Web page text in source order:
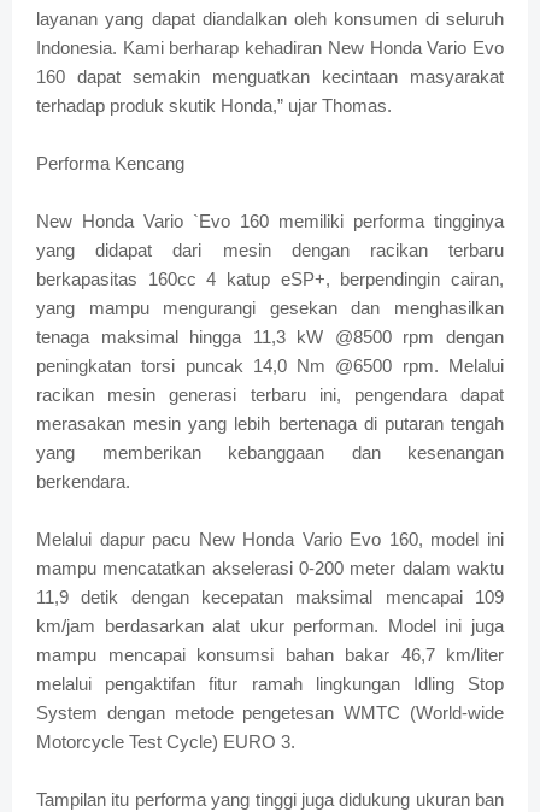
layanan yang dapat diandalkan oleh konsumen di seluruh
Indonesia. Kami berharap kehadiran New Honda Vario Evo
160 dapat semakin menguatkan kecintaan masyarakat
terhadap produk skutik Honda,” ujar Thomas.
Performa Kencang
New Honda Vario `Evo 160 memiliki performa tingginya
yang didapat dari mesin dengan racikan terbaru
berkapasitas 160cc 4 katup eSP+, berpendingin cairan,
yang mampu mengurangi gesekan dan menghasilkan
tenaga maksimal hingga 11,3 kW @8500 rpm dengan
peningkatan torsi puncak 14,0 Nm @6500 rpm. Melalui
racikan mesin generasi terbaru ini, pengendara dapat
merasakan mesin yang lebih bertenaga di putaran tengah
yang memberikan kebanggaan dan kesenangan
berkendara.
Melalui dapur pacu New Honda Vario Evo 160, model ini
mampu mencatatkan akselerasi 0-200 meter dalam waktu
11,9 detik dengan kecepatan maksimal mencapai 109
km/jam berdasarkan alat ukur performan. Model ini juga
mampu mencapai konsumsi bahan bakar 46,7 km/liter
melalui pengaktifan fitur ramah lingkungan Idling Stop
System dengan metode pengetesan WMTC (World-wide
Motorcycle Test Cycle) EURO 3.
Tampilan itu performa yang tinggi juga didukung ukuran ban